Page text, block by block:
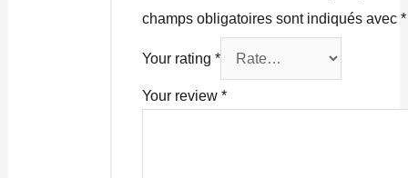
champs obligatoires sont indiqués avec*
Your rating*
Your review*